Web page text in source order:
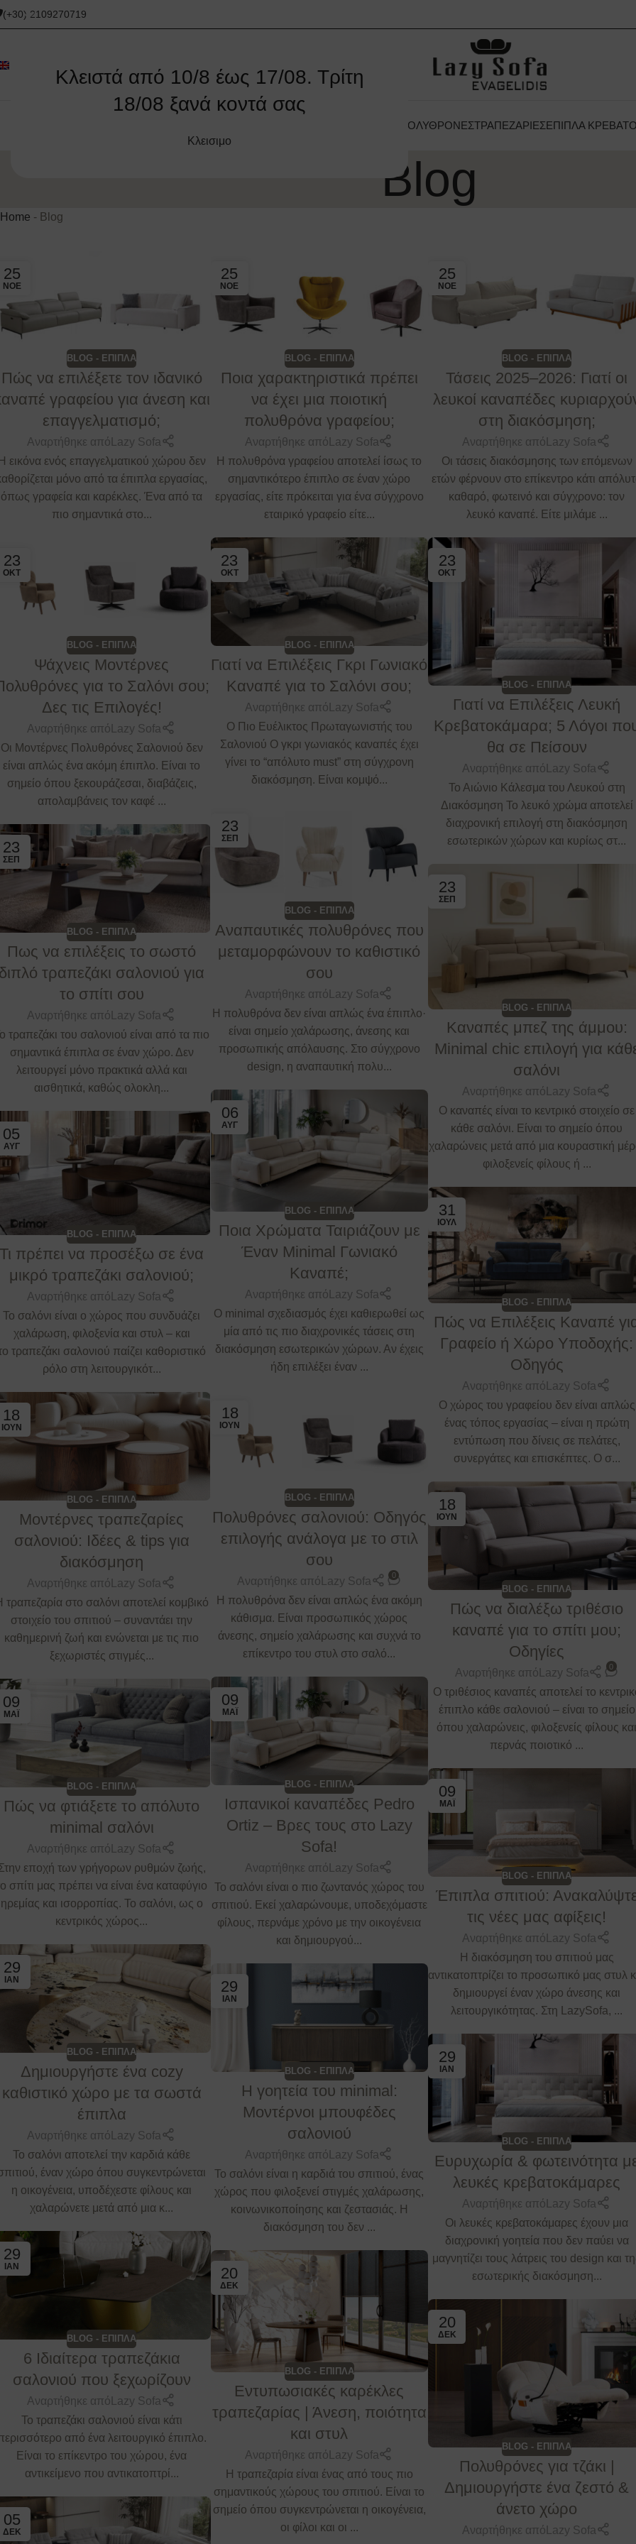
Κλειστά από 10/8 έως 17/08. Τρίτη
18/08 ξανά κοντά σας
Κλεισιμο
(+30) 2109270719
ΠΟΛΥΘΡΌΝΕΣΤΡΑΠΕΖΑΡΊΕΣΈΠΙΠΛΑ
Blog
Home - Blog
25
ΝΟΈ
BLOG - ΕΠΙΠΛΑ
Πώς να επιλέξετε τον ιδανικό
γραφείου για άνεση και
επαγγελματισμό;
Αναρτήθηκε από Lazy Sofa
εικόνα ενός επαγγελματικού χώρου δεν
μόνο από τα έπιπλα εργασίας,
όπως γραφεία και καρέκλες. Ένα από τα
πιο σημαντικά στο...
25
ΝΟΈ
BLOG - ΕΠΙΠΛΑ
Ποια χαρακτηριστικά πρέπει
να έχει μια ποιοτική
πολυθρόνα γραφείου;
Αναρτήθηκε από Lazy Sofa
Η πολυθρόνα γραφείου αποτελεί ίσως το
σημαντικότερο έπιπλο σε έναν χώρο
εργασίας, είτε πρόκειται για ένα σύγχρονο
εταιρικό γραφείο είτε...
25
ΝΟΈ
BLOG - ΕΠΙΠΛΑ
Τάσεις 2025–2026: Γιατί οι
λευκοί καναπέδες
στη διακόσμηση;
Αναρτήθηκε από Lazy Sofa
Οι τάσεις διακόσμησης των επόμενων
ετών φέρνουν στο επίκεντρο κάτι
καθαρό, φωτεινό και σύγχρονο: τον
λευκό καναπέ. Είτε μιλάμε ...
23
ΟΚΤ
BLOG - ΕΠΙΠΛΑ
Ψάχνεις Μοντέρνες
για το Σαλόνι σου;
Δες τις Επιλογές!
Αναρτήθηκε από Lazy Sofa
Οι Μοντέρνες Πολυθρόνες Σαλονιού δεν
είναι απλώς ένα ακόμη έπιπλο. Είναι το
σημείο όπου ξεκουράζεσαι, διαβάζεις,
απολαμβάνεις τον καφέ ...
23
ΟΚΤ
BLOG - ΕΠΙΠΛΑ
Γιατί να Επιλέξεις Γκρι Γωνιακό
Καναπέ για το Σαλόνι σου;
Αναρτήθηκε από Lazy Sofa
Ο Πιο Ευέλικτος Πρωταγωνιστής του
Σαλονιού Ο γκρι γωνιακός καναπές έχει
γίνει το “απόλυτο must” στη σύγχρονη
διακόσμηση. Είναι κομψό...
23
ΟΚΤ
BLOG - ΕΠΙΠΛΑ
Γιατί να Επιλέξεις Λευκή
Κρεβατοκάμαρα; 5 Λόγοι
θα σε Πείσουν
Αναρτήθηκε από Lazy Sofa
Το Αιώνιο Κάλεσμα του Λευκού στη
Διακόσμηση Το λευκό χρώμα αποτελεί
διαχρονική επιλογή στη διακόσμηση
εσωτερικών χώρων και κυρίως στ...
23
ΣΕΠ
BLOG - ΕΠΙΠΛΑ
Αναπαυτικές πολυθρόνες που
μεταμορφώνουν το καθιστικό
σου
Αναρτήθηκε από Lazy Sofa
Η πολυθρόνα δεν είναι απλώς ένα έπιπλο·
είναι σημείο χαλάρωσης, άνεσης και
προσωπικής απόλαυσης. Στο σύγχρονο
design, η αναπαυτική πολυ...
23
ΣΕΠ
BLOG - ΕΠΙΠΛΑ
Πως να επιλέξεις το σωστό
τραπεζάκι σαλονιού για
το σπίτι σου
Αναρτήθηκε από Lazy Sofa
τραπεζάκι του σαλονιού είναι από τα πιο
σημαντικά έπιπλα σε έναν χώρο. Δεν
λειτουργεί μόνο πρακτικά αλλά και
αισθητικά, καθώς ολοκλη...
23
ΣΕΠ
BLOG - ΕΠΙΠΛΑ
Καναπές μπεζ της άμμου:
Minimal chic επιλογή για
σαλόνι
Αναρτήθηκε από Lazy Sofa
Ο καναπές είναι το κεντρικό στοιχείο σε
κάθε σαλόνι. Είναι το σημείο όπου
χαλαρώνεις μετά από μια κουραστική
φιλοξενείς φίλους ή ...
06
ΑΥΓ
BLOG - ΕΠΙΠΛΑ
Ποια Χρώματα Ταιριάζουν με
Έναν Minimal Γωνιακό
Καναπέ;
Αναρτήθηκε από Lazy Sofa
Ο minimal σχεδιασμός έχει καθιερωθεί ως
μία από τις πιο διαχρονικές τάσεις στη
διακόσμηση εσωτερικών χώρων. Αν έχεις
ήδη επιλέξει έναν ...
05
ΑΥΓ
BLOG - ΕΠΙΠΛΑ
Τι πρέπει να προσέξω σε ένα
μικρό τραπεζάκι σαλονιού;
Αναρτήθηκε από Lazy Sofa
Το σαλόνι είναι ο χώρος που συνδυάζει
χαλάρωση, φιλοξενία και στυλ – και
τραπεζάκι σαλονιού παίζει καθοριστικό
ρόλο στη λειτουργικότ...
31
ΙΟΎΛ
BLOG - ΕΠΙΠΛΑ
Πώς να Επιλέξεις Καναπέ
Γραφείο ή Χώρο Υποδοχής:
Οδηγός
Αναρτήθηκε από Lazy Sofa
Ο χώρος του γραφείου δεν είναι απλώς
ένας τόπος εργασίας – είναι η πρώτη
εντύπωση που δίνεις σε πελάτες,
συνεργάτες και επισκέπτες. Ο σ...
18
ΙΟΎΝ
BLOG - ΕΠΙΠΛΑ
Πολυθρόνες σαλονιού: Οδηγός
επιλογής ανάλογα με το στιλ
σου
Αναρτήθηκε από Lazy Sofa
0
Η πολυθρόνα δεν είναι απλώς ένα ακόμη
κάθισμα. Είναι προσωπικός χώρος
άνεσης, σημείο χαλάρωσης και συχνά το
επίκεντρο του στυλ στο σαλό...
18
ΙΟΎΝ
BLOG - ΕΠΙΠΛΑ
Μοντέρνες τραπεζαρίες
σαλονιού: Ιδέες & tips για
διακόσμηση
Αναρτήθηκε από Lazy Sofa
τραπεζαρία στο σαλόνι αποτελεί κομβικό
στοιχείο του σπιτιού – συναντάει την
καθημερινή ζωή και ενώνεται με τις πιο
ξεχωριστές στιγμές...
18
ΙΟΎΝ
BLOG - ΕΠΙΠΛΑ
Πώς να διαλέξω τριθέσιο
καναπέ για το σπίτι μου;
Οδηγίες
Αναρτήθηκε από Lazy Sofa
0
Ο τριθέσιος καναπές αποτελεί το
έπιπλο κάθε σαλονιού – είναι το σημείο
όπου χαλαρώνεις, φιλοξενείς φίλους
περνάς ποιοτικό ...
09
ΜΆΙ
BLOG - ΕΠΙΠΛΑ
Ισπανικοί καναπέδες Pedro
Ortiz – Βρες τους στο Lazy
Sofa!
Αναρτήθηκε από Lazy Sofa
Το σαλόνι είναι ο πιο ζωντανός χώρος του
σπιτιού. Εκεί χαλαρώνουμε, υποδεχόμαστε
φίλους, περνάμε χρόνο με την οικογένεια
και δημιουργού...
09
ΜΆΙ
BLOG - ΕΠΙΠΛΑ
Πώς να φτιάξετε το απόλυτο
minimal σαλόνι
Αναρτήθηκε από Lazy Sofa
εποχή των γρήγορων ρυθμών ζωής,
σπίτι μας πρέπει να είναι ένα καταφύγιο
ηρεμίας και ισορροπίας. Το σαλόνι, ως ο
κεντρικός χώρος...
09
ΜΆΙ
BLOG - ΕΠΙΠΛΑ
Έπιπλα σπιτιού:
τις νέες μας αφίξεις!
Αναρτήθηκε από Lazy Sofa
Η διακόσμηση του σπιτιού μας
αντικατοπτρίζει το προσωπικό μας στυλ
δημιουργεί έναν χώρο άνεσης και
λειτουργικότητας. Στη LazySofa, ...
29
ΙΑΝ
BLOG - ΕΠΙΠΛΑ
Δημιουργήστε ένα cozy
καθιστικό χώρο με τα σωστά
έπιπλα
Αναρτήθηκε από Lazy Sofa
Το σαλόνι αποτελεί την καρδιά κάθε
έναν χώρο όπου συγκεντρώνεται
η οικογένεια, υποδέχεστε φίλους και
χαλαρώνετε μετά από μια κ...
29
ΙΑΝ
BLOG - ΕΠΙΠΛΑ
Η γοητεία του minimal:
Μοντέρνοι μπουφέδες
σαλονιού
Αναρτήθηκε από Lazy Sofa
Το σαλόνι είναι η καρδιά του σπιτιού, ένας
χώρος που φιλοξενεί στιγμές χαλάρωσης,
κοινωνικοποίησης και ζεστασιάς. Η
διακόσμηση του δεν ...
29
ΙΑΝ
BLOG - ΕΠΙΠΛΑ
Ευρυχωρία & φωτεινότητα
λευκές κρεβατοκάμαρες
Αναρτήθηκε από Lazy Sofa
Οι λευκές κρεβατοκάμαρες έχουν μια
διαχρονική γοητεία που δεν παύει να
μαγνητίζει τους λάτρεις του design και
εσωτερικής διακόσμηση...
29
ΙΑΝ
BLOG - ΕΠΙΠΛΑ
6 Ιδιαίτερα τραπεζάκια
σαλονιού που ξεχωρίζουν
Αναρτήθηκε από Lazy Sofa
Το τραπεζάκι σαλονιού είναι κάτι
από ένα λειτουργικό έπιπλο.
Είναι το επίκεντρο του χώρου, ένα
αντικείμενο που αντικατοπτρί...
20
ΔΕΚ
BLOG - ΕΠΙΠΛΑ
Εντυπωσιακές καρέκλες
τραπεζαρίας | Άνεση, ποιότητα
και στυλ
Αναρτήθηκε από Lazy Sofa
Η τραπεζαρία είναι ένας από τους πιο
σημαντικούς χώρους του σπιτιού. Είναι το
σημείο όπου συγκεντρώνεται η οικογένεια,
οι φίλοι και οι ...
20
ΔΕΚ
BLOG - ΕΠΙΠΛΑ
Πολυθρόνες για τζάκι |
Δημιουργήστε ένα ζεστό &
άνετο χώρο
Αναρτήθηκε από Lazy Sofa
05
ΔΕΚ